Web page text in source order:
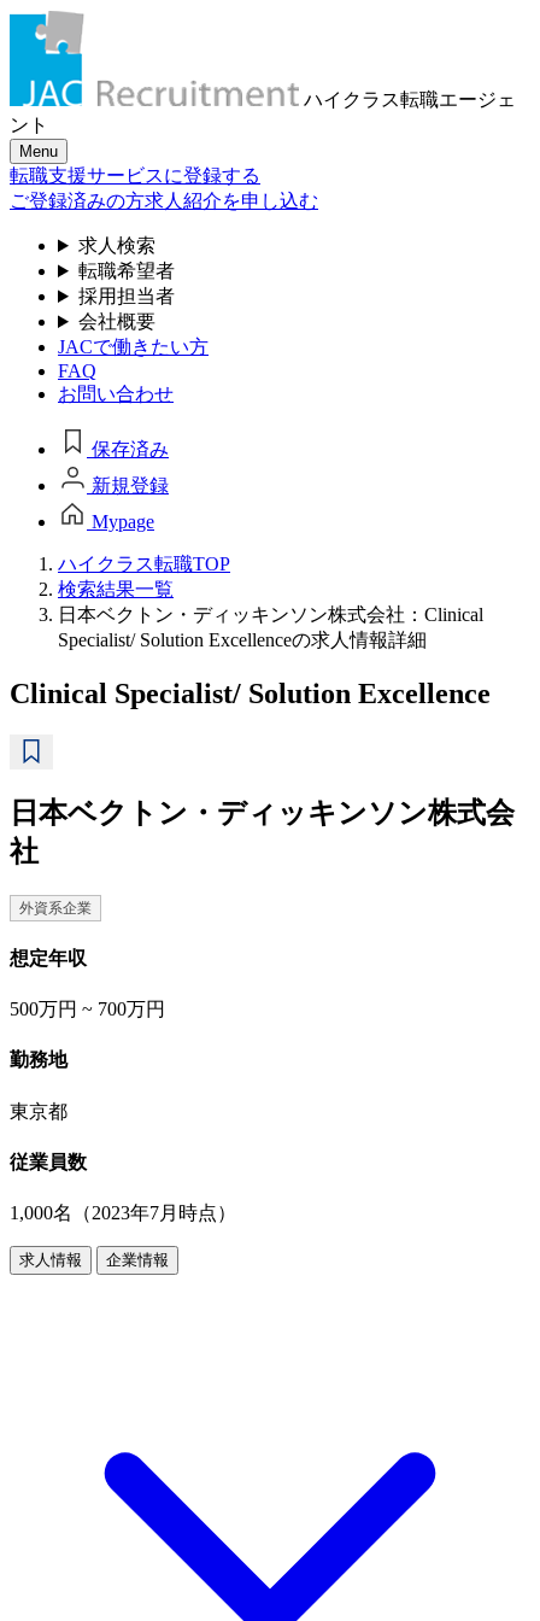
ハイクラス転職エージェ
ント
Menu
転職支援サービスに登録する
ご登録済みの方求人紹介を申し込む
求人検索
転職希望者
採用担当者
会社概要
JACで働きたい方
FAQ
お問い合わせ
保存済み
新規登録
Mypage
ハイクラス転職TOP
検索結果一覧
日本ベクトン・ディッキンソン株式会社：Clinical
Specialist/ Solution Excellenceの求人情報詳細
Clinical Specialist/ Solution Excellence
日本ベクトン・ディッキンソン株式会
社
外資系企業
想定年収
500万円 ~ 700万円
勤務地
東京都
従業員数
1,000名（2023年7月時点）
求人情報 企業情報